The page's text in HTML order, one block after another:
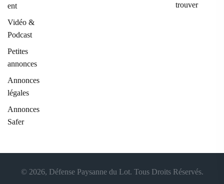
ent
Vidéo &
Podcast
Petites
annonces
Annonces
légales
Annonces
Safer
trouver
© 2026, Défense Paysanne du Lot. Tous Droits Réservés.